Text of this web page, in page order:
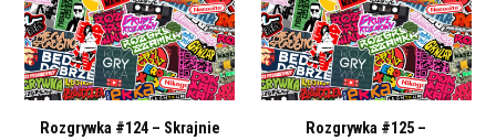
Rozgrywka #124 – Skrajnie
Rozgrywka #125 –